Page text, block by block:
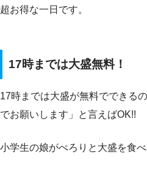
超お得な一日です。
17時までは大盛無料！
17時までは大盛が無料でできる
でお願いします」と言えばOK!!
小学生の娘がぺろりと大盛を食べ